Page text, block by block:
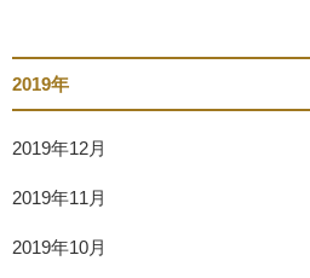
2019年
2019年12月
2019年11月
2019年10月